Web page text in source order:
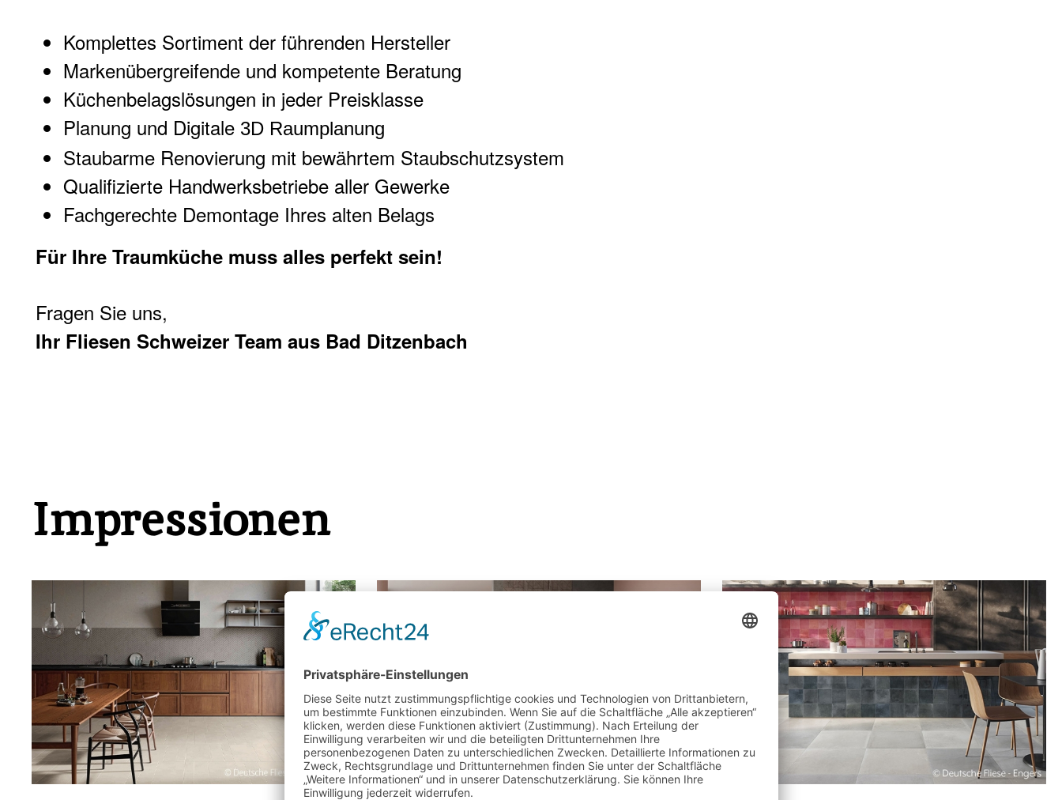
Komplettes Sortiment der führenden Hersteller
Markenübergreifende und kompetente Beratung
Küchenbelagslösungen in jeder Preisklasse
Planung und Digitale 3D Raumplanung
Staubarme Renovierung mit bewährtem Staubschutzsystem
Qualifizierte Handwerksbetriebe aller Gewerke
Fachgerechte Demontage Ihres alten Belags
Für Ihre Traumküche muss alles perfekt sein!
Fragen Sie uns,
Ihr Fliesen Schweizer Team aus Bad Ditzenbach
Impressionen